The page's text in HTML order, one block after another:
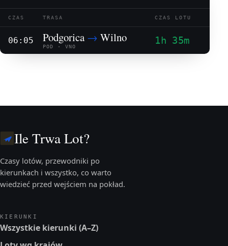
CZAS TRASA CZAS LOTU
06:05 Podgorica → Wilno
POD · VNO
1h 35m
Ile Trwa Lot?
Czasy lotów, przewodniki po
kierunkach i wszystko, co warto
wiedzieć przed wejściem na pokład.
KIERUNKI
Wszystkie kierunki (A–Z)